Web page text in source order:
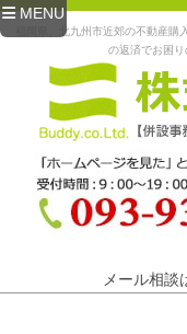
MENU
福岡県、北九州市近郊の不動産
の返済でお困り
メール相談